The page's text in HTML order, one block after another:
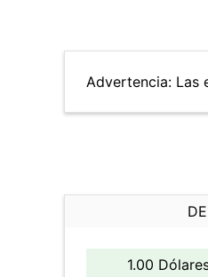
Advertencia: Las
1.00